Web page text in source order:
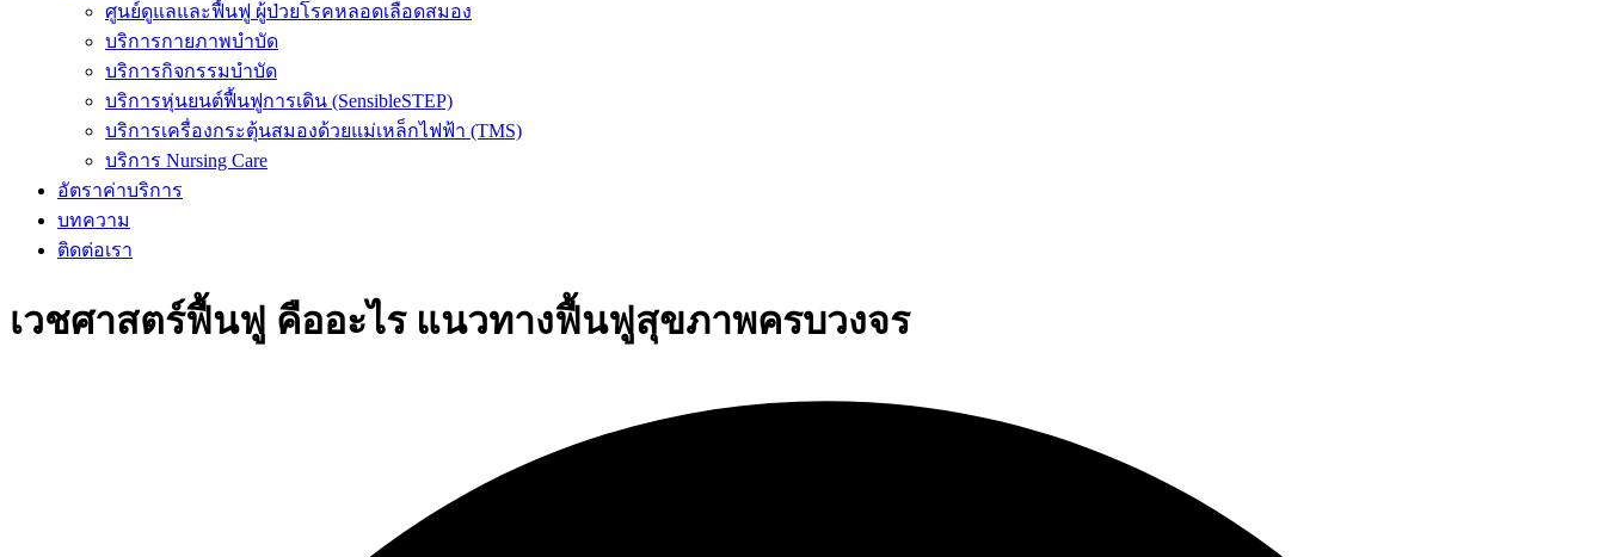
ศูนย์ดูแลและฟื้นฟู ผู้ป่วยโรคหลอดเลือดสมอง
บริการกายภาพบำบัด
บริการกิจกรรมบำบัด
บริการหุ่นยนต์ฟื้นฟูการเดิน (SensibleSTEP)
บริการเครื่องกระตุ้นสมองด้วยแม่เหล็กไฟฟ้า (TMS)
บริการ Nursing Care
อัตราค่าบริการ
บทความ
ติดต่อเรา
เวชศาสตร์ฟื้นฟู คืออะไร แนวทางฟื้นฟูสุขภาพครบวงจร